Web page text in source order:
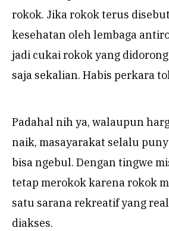
rokok. Jika rokok terus
kesehatan oleh lembaga
jadi cukai rokok yang
saja sekalian. Habis perkara
Padahal nih ya, walaupun
naik, masayarakat selalu
bisa ngebul. Dengan tingwe
tetap merokok karena rokok
satu sarana rekreatif yang
diakses.